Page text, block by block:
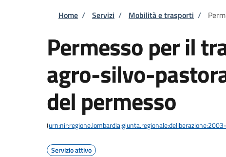
Briciole di pane
Home / Servizi / Mobilità e trasporti /
Permesso per il
agro-silvo-
del permesso
(
Servizio attivo